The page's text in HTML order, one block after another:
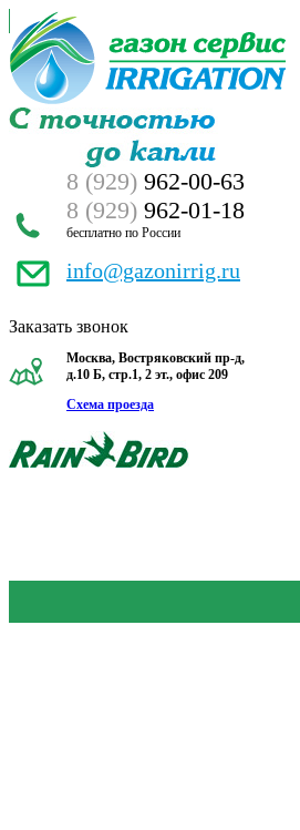
8 (929) 962-00-63
8 (929) 962-01-18
бесплатно по России
info@gazonirrig.ru
Заказать звонок
Москва, Востряковский пр-д,
д.10 Б, стр.1, 2 эт., офис 209
Схема проезда